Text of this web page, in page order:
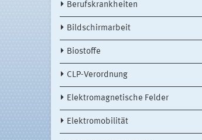
Berufskrankheiten
Bildschirmarbeit
Biostoffe
CLP-Verordnung
Elektromagnetische Felder
Elektromobilität